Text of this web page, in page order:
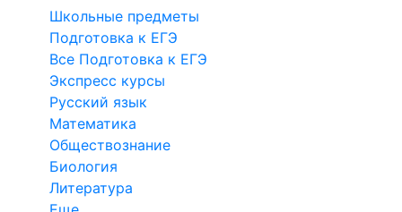
Школьные предметы
Подготовка к ЕГЭ
Все Подготовка к ЕГЭ
Экспресс курсы
Русский язык
Математика
Обществознание
Биология
Литература